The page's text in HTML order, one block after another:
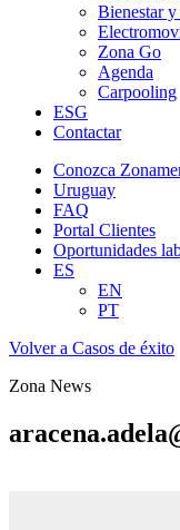
Bienestar
Zona Go
Agenda
Carpooling
ESG
Contactar
Conozca
Uruguay
FAQ
Portal Clientes
Oportunidades
ES
EN
PT
Volver a Casos de éxito
Zona News